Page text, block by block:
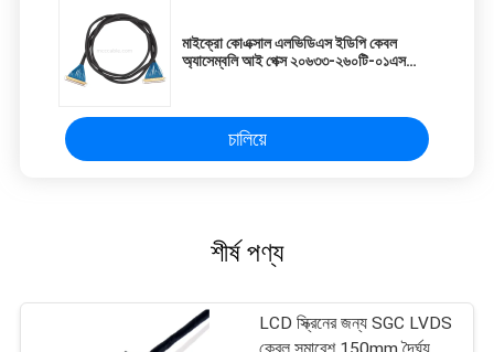
মাইক্রো কোএক্সাল এলভিডিএস ইডিপি কেবল
অ্যাসেম্বলি আই পেক্স ২০৬৩৩-২৬০টি-০১এস
চালিয়ে
শীর্ষ পণ্য
LCD স্ক্রিনের জন্য SGC LVDS